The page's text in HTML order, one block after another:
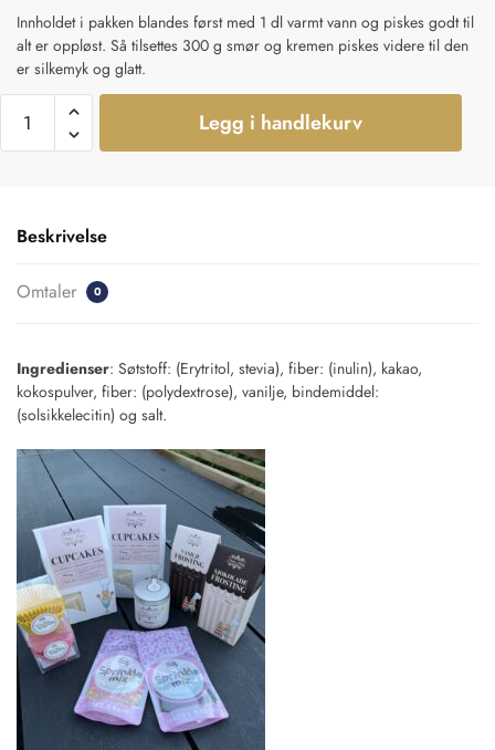
Innholdet i pakken blandes først med 1 dl varmt vann og piskes godt til
alt er oppløst. Så tilsettes 300 g smør og kremen piskes videre til den
er silkemyk og glatt.
Legg i handlekurv
Beskrivelse
Omtaler 0
Ingredienser: Søtstoff: (Erytritol, stevia), fiber: (inulin), kakao,
kokospulver, fiber: (polydextrose), vanilje, bindemiddel:
(solsikkelecitin) og salt.